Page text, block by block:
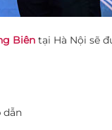
Biêntại Hà Nội sẽ
dẫn